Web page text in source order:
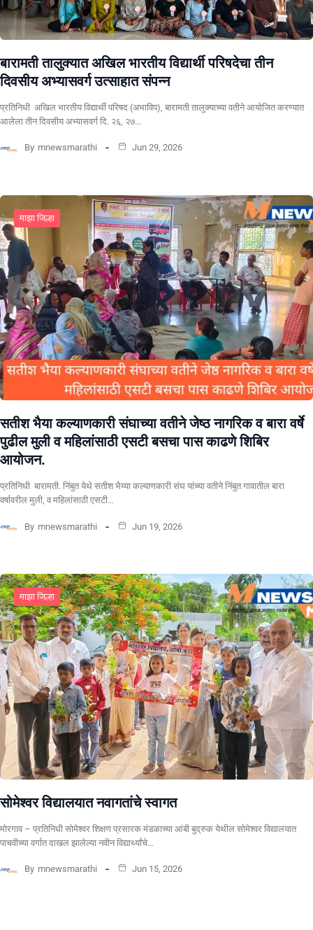
बारामती तालुक्यात अखिल भारतीय विद्यार्थी परिषदेचा तीन
दिवसीय अभ्यासवर्ग उत्साहात संपन्न
प्रतिनिधी अखिल भारतीय विद्यार्थी परिषद (अभाविप), बारामती तालुक्याच्या वतीने आयोजित करण्यात
आलेला तीन दिवसीय अभ्यासवर्ग दि. २६, २७…
By mnewsmarathi Jun 29, 2026
माझा जिल्हा
सतीश भैया कल्याणकारी संघाच्या वतीने जेष्ठ नागरिक व बारा वर्षे
पुढील मुली व महिलांसाठी एसटी बसचा पास काढणे शिबिर
आयोजन.
प्रतिनिधी बारामती. निंबुत येथे सतीश भैय्या कल्याणकारी संघ यांच्या वतीने निंबुत गावातील बारा
वर्षावरील मुली, व महिलांसाठी एसटी…
By mnewsmarathi Jun 19, 2026
माझा जिल्हा
सोमेश्वर विद्यालयात नवागतांचे स्वागत
मोरगाव – प्रतिनिधी सोमेश्वर शिक्षण प्रसारक मंडळाच्या आंबी बुद्रुक येथील सोमेश्वर विद्यालयात
पाचवीच्या वर्गात दाखल झालेल्या नवीन विद्यार्थ्यांचे…
By mnewsmarathi Jun 15, 2026